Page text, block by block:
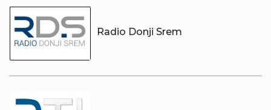
Radio Donji Srem